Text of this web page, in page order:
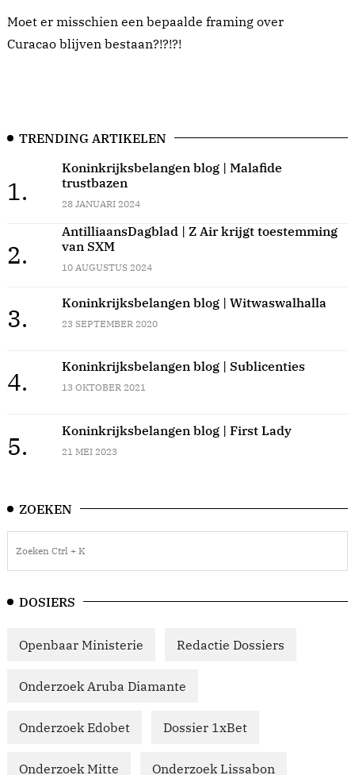
Moet er misschien een bepaalde framing over
Curacao blijven bestaan?!?!?!
TRENDING ARTIKELEN
1.
Koninkrijksbelangen blog | Malafide
trustbazen
28 JANUARI 2024
2.
AntilliaansDagblad | Z Air krijgt toestemming
van SXM
10 AUGUSTUS 2024
3.
Koninkrijksbelangen blog | Witwaswalhalla
23 SEPTEMBER 2020
4.
Koninkrijksbelangen blog | Sublicenties
13 OKTOBER 2021
5.
Koninkrijksbelangen blog | First Lady
21 MEI 2023
ZOEKEN
DOSIERS
Openbaar Ministerie Redactie Dossiers
Onderzoek Aruba Diamante
Onderzoek Edobet Dossier 1xBet
Onderzoek Mitte Onderzoek Lissabon